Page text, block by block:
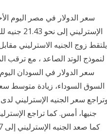
يلتقط زوج الجنيه الاسترليني